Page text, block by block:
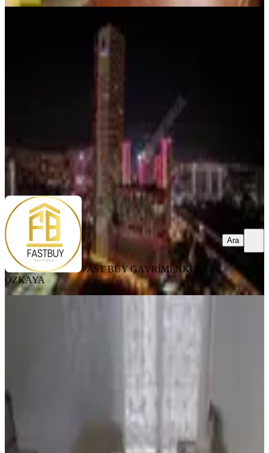
Mahall Bomonti Kapalı Mutfak
Balkonlu Kilerli Satılık 2+1 Daire
Konak, Halkapınar Mahallesi
115 m²
FAST BUY GAYRİMENKUL Faik ÖZKAYA
FAST BUY GAYRİMENKUL
Faik
ÖZKAYA
Ara
M2,dogalgazli,çift Cepheli Satılık
Hikmet DENİZ